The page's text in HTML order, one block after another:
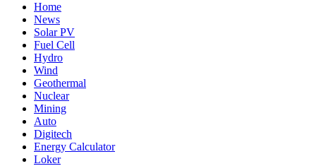
Home
News
Solar PV
Fuel Cell
Hydro
Wind
Geothermal
Nuclear
Mining
Auto
Digitech
Energy Calculator
Loker